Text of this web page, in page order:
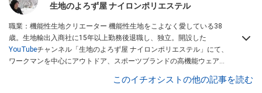
生地のよろず屋 ナイロンポリエステル
職業：機能性生地クリエーター 機能性生地をこよなく愛している38
歳。生地輸出入商社に15年以上勤務後退職し、独立。開設した
YouTubeチャンネル「生地のよろず屋 ナイロンポリエステル」にて、
ワークマンを中心にアウトドア、スポーツブランドの高機能ウェアを
このイチオシストの他の記事を読む